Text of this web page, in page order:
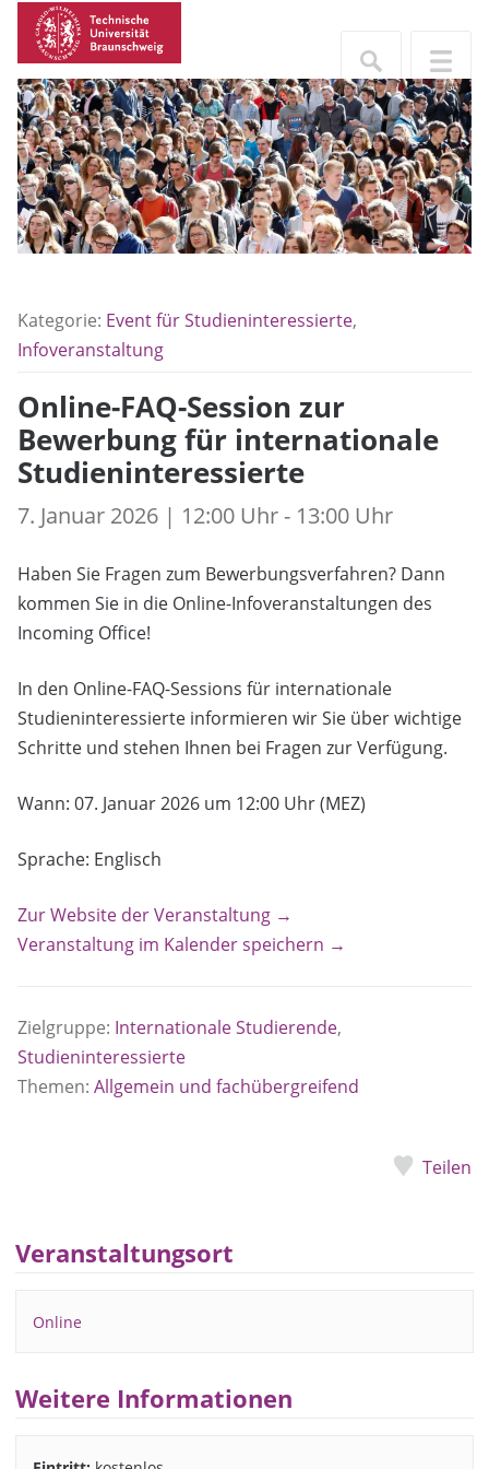
Kategorie: Event für Studieninteressierte,
Infoveranstaltung
Online-FAQ-Session zur
Bewerbung für internationale
Studieninteressierte
7. Januar 2026 | 12:00 Uhr - 13:00 Uhr
Haben Sie Fragen zum Bewerbungsverfahren? Dann
kommen Sie in die Online-Infoveranstaltungen des
Incoming Office!
In den Online-FAQ-Sessions für internationale
Studieninteressierte informieren wir Sie über wichtige
Schritte und stehen Ihnen bei Fragen zur Verfügung.
Wann: 07. Januar 2026 um 12:00 Uhr (MEZ)
Sprache: Englisch
Zur Website der Veranstaltung →
Veranstaltung im Kalender speichern →
Zielgruppe: Internationale Studierende,
Studieninteressierte
Themen: Allgemein und fachübergreifend
Teilen
Veranstaltungsort
Online
Weitere Informationen